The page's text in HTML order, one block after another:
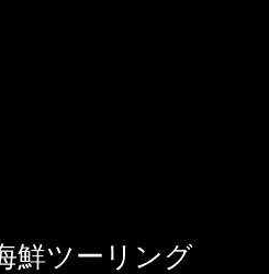
鮮ツーリング